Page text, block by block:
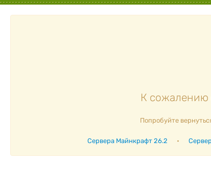
К сожалению
Попробуйте
Сервера Майнкрафт 26.2 •